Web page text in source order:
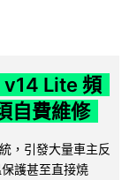
v14 Lite 頻
自費維修
，引發大量車主反
護甚至直接燒